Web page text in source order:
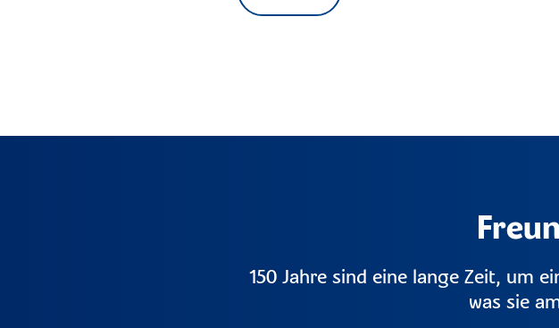
150 Jahre sind eine lange Zeit, um
was sie